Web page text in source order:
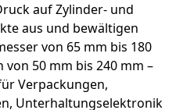
auf Zylinder- und
aus und bewältigen
von 65 mm bis 180
50 mm bis 240 mm –
Verpackungen,
Unterhaltungselektronik